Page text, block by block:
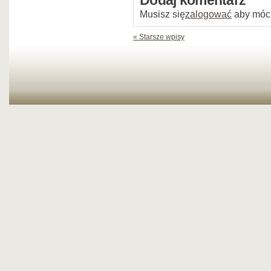
Musisz sięzalogować aby
« Starsze wpisy